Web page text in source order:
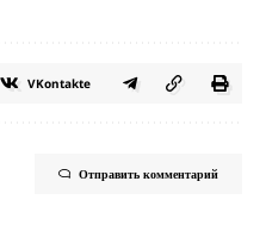
VKontakte
Отправить комментарий